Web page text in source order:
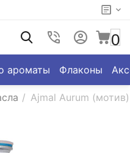
0
ароматы Флаконы
/ Ajmal Aurum